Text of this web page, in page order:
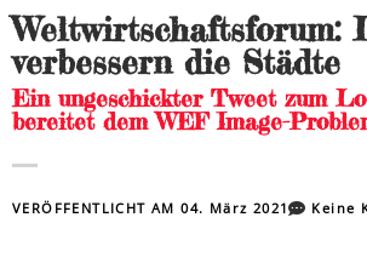
Weltwirtschaftsforum:
verbessern die Städte
Ein ungeschickter Tweet zum
bereitet dem WEF Image-
VERÖFFENTLICHT AM04. März 2021 Keine